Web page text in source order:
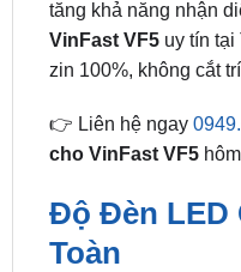
tăng khả năng nhận
VinFast VF5uy tín tại
zin 100%, không cắt
👉 Liên hệ ngay
cho VinFast VF5
Độ Đèn LED
Toàn